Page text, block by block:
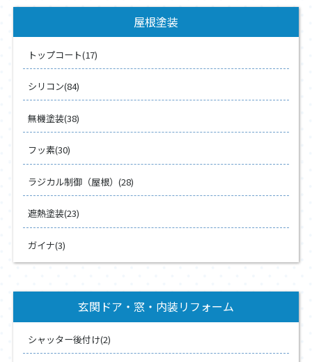
屋根塗装
トップコート(17)
シリコン(84)
無機塗装(38)
フッ素(30)
ラジカル制御（屋根）(28)
遮熱塗装(23)
ガイナ(3)
玄関ドア・窓・内装リフォーム
シャッター後付け(2)